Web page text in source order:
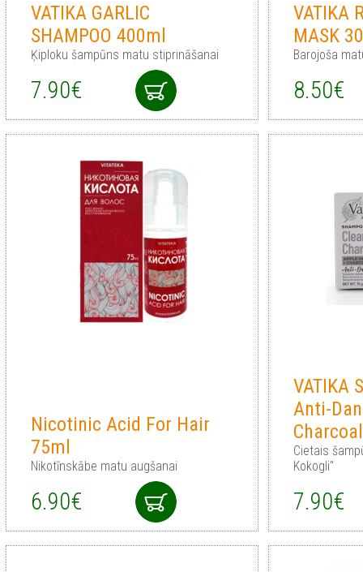
VATIKA GARLIC
SHAMPOO 400ml
Ķiploku šampūns matu stiprināšanai
7.90€
VATIKA
MASK
Barojoša
8.50€
Nicotinic Acid For Hair
75ml
Nikotīnskābe matu augšanai
6.90€
VATIKA
Anti-
Cietais
Kokogli"
7.90€